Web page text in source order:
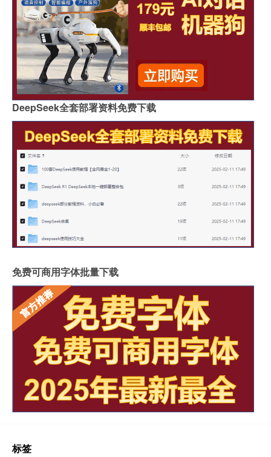
DeepSeek全套部署资料免费下载
免费可商用字体批量下载
标签